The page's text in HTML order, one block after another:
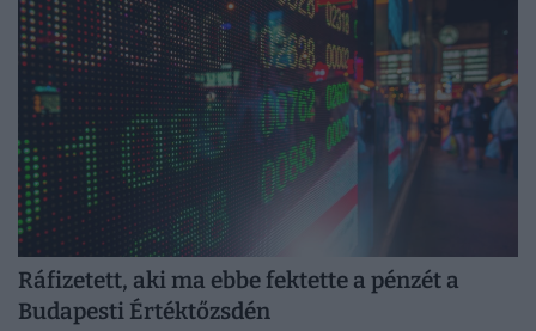
Ráfizetett, aki ma ebbe fektette a pénzét a
Budapesti Értéktőzsdén